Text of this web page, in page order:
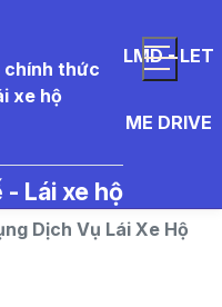
LMD - LET
ME DRIVE
Lái xe hộ
Dịch Vụ Lái Xe Hộ